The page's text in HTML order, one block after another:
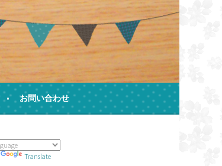
お問い合わせ
Translate